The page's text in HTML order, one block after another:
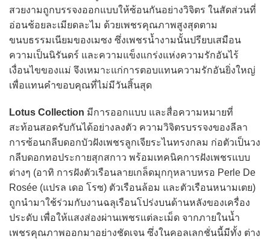
สวยงามถูกบรรจงออกแบบให้ซ้อนกันอย่างวิจิตร ในสัดส่วนที่
อ่อนช้อยละเมียดละไม ด้วยเพชรคุณภาพสูงสุดตาม
ขนบธรรมเนียมของเมซง ซึ่งเพชรน้ำงามนั้นปรียบเสมือน
ความเป็นนิรันดร์ และความแข็งแกร่งแห่งความรักอันไร้
เงื่อนไขของแม่ จึงเหมาะแก่การตอบแทนความรักอันยิ่งใหญ่
เพื่อแทนคำขอบคุณที่ไม่มีวันสิ้นสุด
Lotus Collection มีการออกแบบ และสื่อความหมายที่
สะท้อนสอดรับกันได้อย่างลงตัว ความวิจิตรบรรจงของลีลา
การซ้อนกลีบดอกบัวฝังเพชรลูกเจียระไนทรงกลม ก่อตัวเป็นวง
กลีบดอกทอประกายสุกสกาว พร้อมเทคนิคการฝังเพชรแบบ
ต่างๆ (อาทิ การฝังตัวเรือนลายเกล็ดมุกกุหลาบหรอ Perle De
Rosée (แปรล เดอ โรซ) ตัวเรือนล้อม และตัวเรือนหนามเตย)
ถูกนำมาใช้ร่วมกับงานฉลุเรือนโปร่งบนด้านหลังของเครื่อง
ประดับ เพื่อให้แสงส่องผ่านเพชรแต่ละเม็ด จากภายในน้ำ
เพชรคุณภาพออกมาอย่างชัดเจน ซึ่งในคอลเลกชั่นนี้มีทั้ง ต่าง